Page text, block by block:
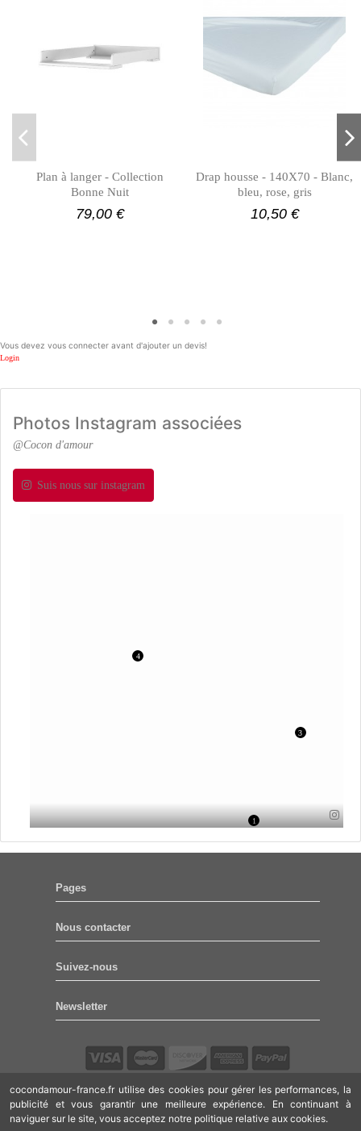
Plan à langer - Collection
Bonne Nuit
79,00 €
Drap housse - 140X70 - Blanc,
bleu, rose, gris
10,50 €
Vous devez vous connecter avant d'ajouter un devis!
Login
Photos Instagram associées
@Cocon d'amour
Suis nous sur instagram
1
3
4
Pages
Nous contacter
Suivez-nous
Newsletter
Tous droits réservés.
cocondamour-france.fr utilise des cookies pour gérer les performances, la
publicité et vous garantir une meilleure expérience. En continuant à
naviguer sur le site, vous acceptez notre politique relative aux cookies.